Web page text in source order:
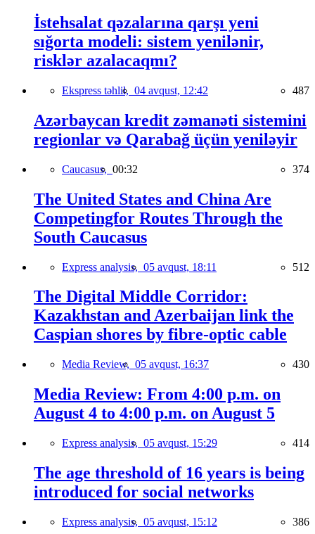
İstehsalat qəzalarına qarşı yeni
sığorta modeli: sistem yenilənir,
risklər azalacaqmı?
Ekspress təhlil, 04 avqust, 12:42 487
Azərbaycan kredit zəmanəti sistemini
regionlar və Qarabağ üçün yeniləyir
Caucasus, 00:32 374
The United States and China Are
Competingfor Routes Through the
South Caucasus
Express analysis, 05 avqust, 18:11 512
The Digital Middle Corridor:
Kazakhstan and Azerbaijan link the
Caspian shores by fibre-optic cable
Media Review, 05 avqust, 16:37 430
Media Review: From 4:00 p.m. on
August 4 to 4:00 p.m. on August 5
Express analysis, 05 avqust, 15:29 414
The age threshold of 16 years is being
introduced for social networks
Express analysis, 05 avqust, 15:12 386